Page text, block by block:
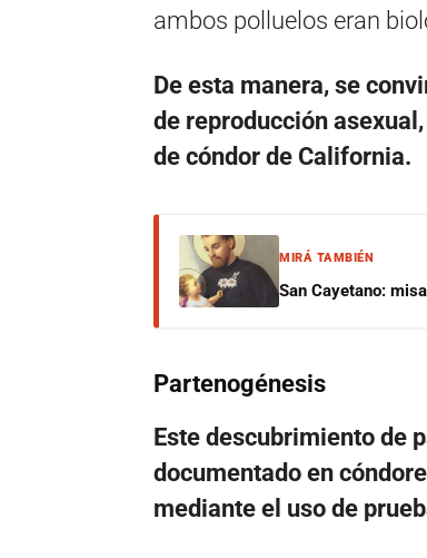
ambos polluelos eran
De esta manera, se
de reproducción
de cóndor de California.
MIRÁ TAMBIÉN
San Cayetano:
Partenogénesis
Este descubrimiento de
documentado en
mediante el uso de